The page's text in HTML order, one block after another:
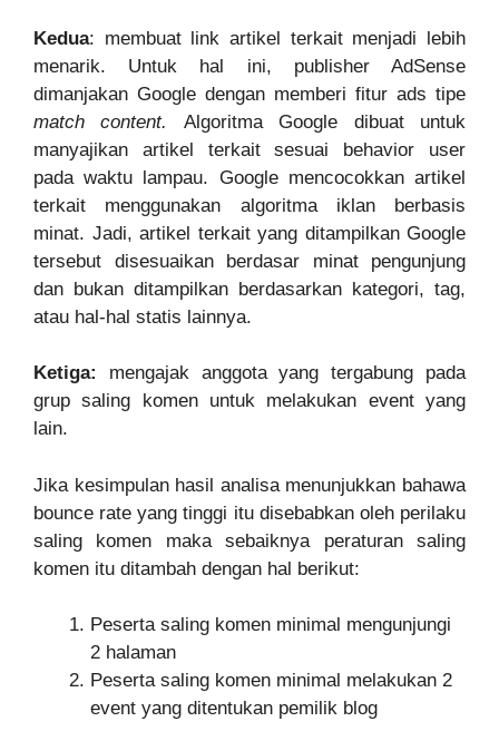
Kedua: membuat link artikel terkait menjadi lebih
menarik. Untuk hal ini, publisher AdSense
dimanjakan Google dengan memberi fitur ads tipe
match content. Algoritma Google dibuat untuk
manyajikan artikel terkait sesuai behavior user
pada waktu lampau. Google mencocokkan artikel
terkait menggunakan algoritma iklan berbasis
minat. Jadi, artikel terkait yang ditampilkan Google
tersebut disesuaikan berdasar minat pengunjung
dan bukan ditampilkan berdasarkan kategori, tag,
atau hal-hal statis lainnya.
Ketiga: mengajak anggota yang tergabung pada
grup saling komen untuk melakukan event yang
lain.
Jika kesimpulan hasil analisa menunjukkan bahawa
bounce rate yang tinggi itu disebabkan oleh perilaku
saling komen maka sebaiknya peraturan saling
komen itu ditambah dengan hal berikut:
Peserta saling komen minimal mengunjungi
2 halaman
Peserta saling komen minimal melakukan 2
event yang ditentukan pemilik blog